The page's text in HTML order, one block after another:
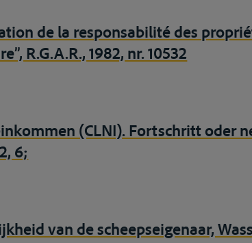
de la responsabilité des
R.G.A.R., 1982, nr. 10532
(CLNI). Fortschritt oder
6;
van de scheepseigenaar,